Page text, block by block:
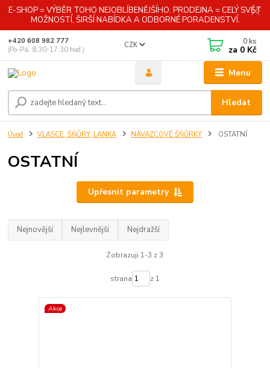
E-SHOP = VÝBĚR TOHO NEJOBLÍBENĚJŠÍHO. PRODEJNA = CELÝ SVĚT
MOŽNOSTÍ, ŠIRŠÍ NABÍDKA A ODBORNÉ PORADENSTVÍ.
Menu
CZK
Hledat
+420 608 982 777
(Po-Pá, 8:30-17:30 hod.)
0 ks
za 0 Kč
Úvod VLASCE, ŠŇŮRY, LANKA NÁVAZCOVÉ ŠŇŮRKY OSTATNÍ
OSTATNÍ
Upřesnit parametry
Nejnovější Nejlevnější Nejdražší
Zobrazuji 1-3 z 3
strana z 1
Akce